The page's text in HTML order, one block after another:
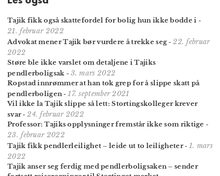
Tajik fikk også skattefordel for bolig hun ikke bodde i -
21. februar 2022
Advokat mener Tajik bør vurdere å trekke seg -22. februar
2022
Støre ble ikke varslet om detaljene i Tajiks
pendlerboligsak - 3. mars 2022
Ropstad innrømmer at han tok grep for å slippe skatt på
pendlerboligen-17. september 2021
Vil ikke la Tajik slippe så lett: Stortingskolleger krever
svar-24. februar 2022
Professor: Tajiks opplysninger fremstår ikke som riktige -
23. februar 2022
Tajik fikk pendlerleilighet – leide ut to leiligheter- 1. mars
2022
Tajik anser seg ferdig med pendlerboligsaken – sender